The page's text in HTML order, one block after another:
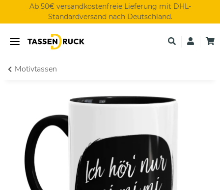
Ab 50€ versandkostenfreie Lieferung mit DHL-
Standardversand nach Deutschland.
Motivtassen